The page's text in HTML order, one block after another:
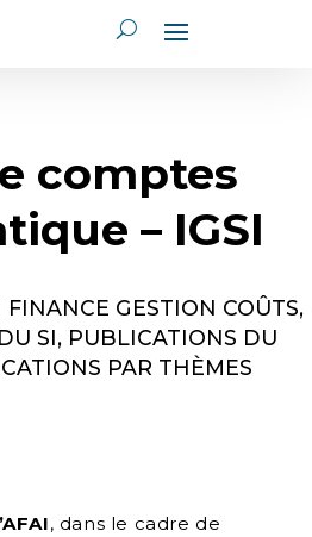
comptes
– IGSI
FINANCE GESTION COÛTS,
SI, PUBLICATIONS DU
PAR THÈMES
, dans le cadre de